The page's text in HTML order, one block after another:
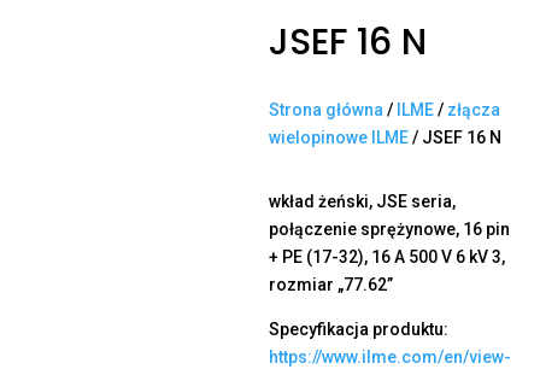
JSEF 16 N
Strona główna / ILME/ złącza
wielopinowe ILME/ JSEF 16 N
wkład żeński, JSE seria,
połączenie sprężynowe, 16 pin
+ PE (17-32), 16 A 500 V 6 kV 3,
rozmiar „77.62”
Specyfikacja produktu:
https://www.ilme.com/en/view-